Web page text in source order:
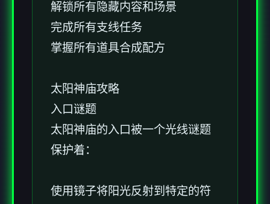
解锁所有隐藏内容和场景
完成所有支线任务
掌握所有道具合成配方
太阳神庙攻略
入口谜题
太阳神庙的入口被一个光线谜题
保护着：
使用镜子将阳光反射到特定的符